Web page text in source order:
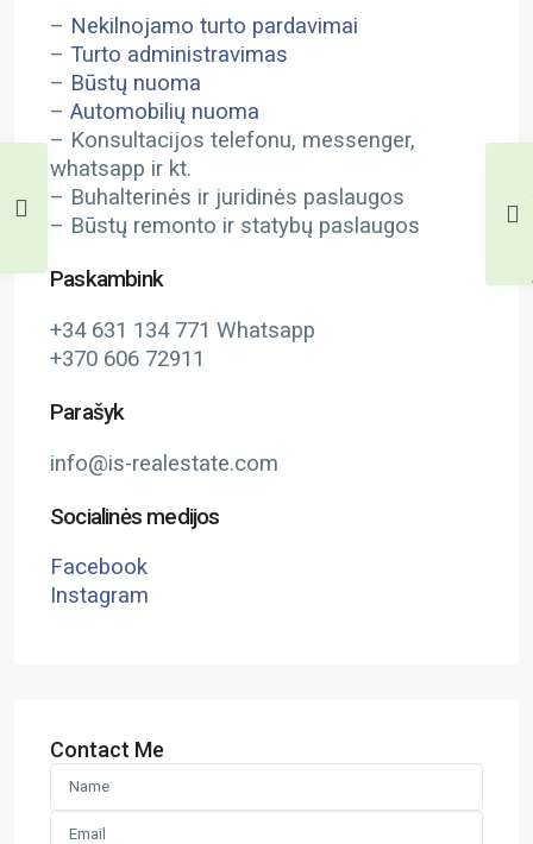
– Nekilnojamo turto pardavimai
– Turto administravimas
– Būstų nuoma
– Automobilių nuoma
– Konsultacijos telefonu, messenger,
whatsapp ir kt.
– Buhalterinės ir juridinės paslaugos
– Būstų remonto ir statybų paslaugos
Paskambink
+34 631 134 771 Whatsapp
+370 606 72911
Parašyk
info@is-realestate.com
Socialinės medijos
Facebook
Instagram
Contact Me